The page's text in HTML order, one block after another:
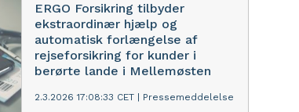
vækst i bruttopræmieindtægterne på
tværs af Danmark, Sverige og Norge.
Det sker som et resultat af øgede
investeringer i selskabet, digitalisering
og tilpasning af den langsigtede
nordiske vækststrategi. Nu
ERGO Forsikring tilbyder
ekstraordinær hjælp og
automatisk forlængelse af
rejseforsikring for kunder i
berørte lande i Mellemøsten
2.3.2026 17:08:33 CET Pressemeddelelse